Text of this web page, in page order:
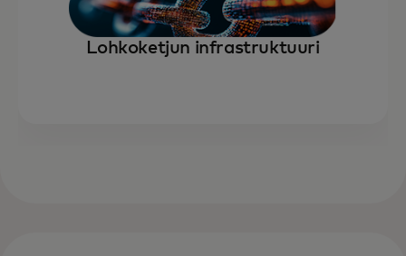
Lohkoketjun infrastruktuuri